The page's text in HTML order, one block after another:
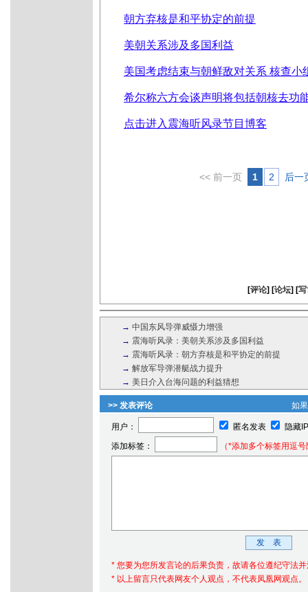
朝方弃核是和平协定的前提
美朝关系涉及多国利益
美国考虑结束与朝鲜敌对关系 核查小
希尔称六方会谈声明将包括朝核去功
点击进入震海听风录节目博客
<< 前一页 1 2 后一
[评论] [论坛] [
→ 中国东风导弹威慑力增强
→ 震海听风录：美朝关系涉及多国利益
→ 震海听风录：朝方弃核是和平协定的前提
→ 解放军导弹潜艇战力提升
→ 美日介入台海问题的利益猜想
>> 发表评论 如
用户： 匿名发表
隐藏
添加标签：
（*添加多个标签用逗
* 您要为您所发言论的后果负责，故请各位遵纪守法
* 以上留言只代表网友个人观点，不代表凤凰网观点。